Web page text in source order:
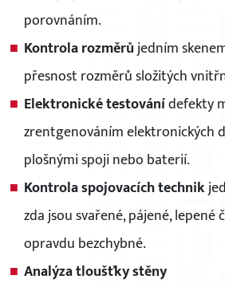
porovnáním.
Kontrola rozměrůjedním
přesnost rozměrů složitých
Elektronické testovánídefekty
zrentgenováním elektronických
plošnými spoji nebo baterií.
Kontrola spojovacích technik
zda jsou svařené, pájené, lepené
opravdu bezchybné.
Analýza tloušťky stěny